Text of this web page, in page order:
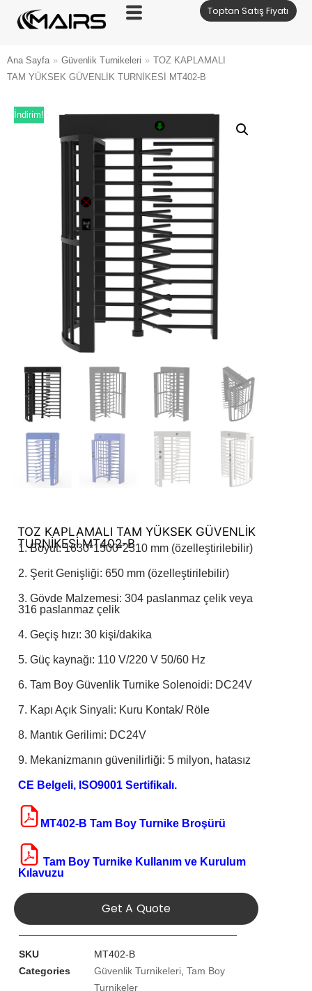
İçeriğe
geç
Toptan Satış Fiyatı
Ana Sayfa » Güvenlik Turnikeleri » TOZ KAPLAMALI
TAM YÜKSEK GÜVENLİK TURNİKESİ MT402-B
İndirim!
TOZ KAPLAMALI TAM YÜKSEK GÜVENLİK
TURNİKESİ MT402-B
1. Boyut: 1630*1500*2310 mm (özelleştirilebilir)
2. Şerit Genişliği: 650 mm (özelleştirilebilir)
3. Gövde Malzemesi: 304 paslanmaz çelik veya
316 paslanmaz çelik
4. Geçiş hızı: 30 kişi/dakika
5. Güç kaynağı: 110 V/220 V 50/60 Hz
6. Tam Boy Güvenlik Turnike Solenoidi: DC24V
7. Kapı Açık Sinyali: Kuru Kontak/ Röle
8. Mantık Gerilimi: DC24V
9. Mekanizmanın güvenilirliği: 5 milyon, hatasız
CE Belgeli, ISO9001 Sertifikalı.
MT402-B Tam Boy Turnike Broşürü
Tam Boy Turnike Kullanım ve Kurulum
Kılavuzu
Get A Quote
SKU
MT402-B
Categories
Güvenlik Turnikeleri Tam Boy
Turnikeler